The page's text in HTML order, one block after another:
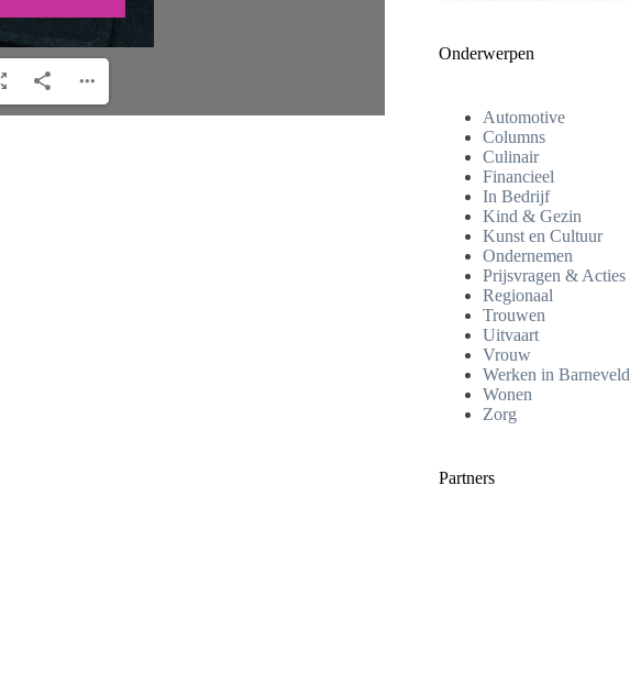
Onderwerpen
Automotive
Columns
Culinair
Financieel
In Bedrijf
Kind & Gezin
Kunst en Cultuur
Ondernemen
Prijsvragen & Acties
Regionaal
Trouwen
Uitvaart
Vrouw
Werken in Barneveld
Wonen
Zorg
Partners